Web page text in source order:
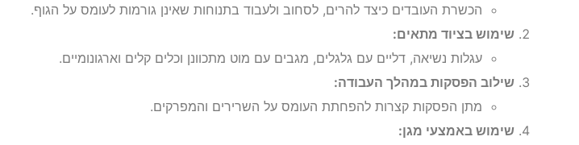
הכשרת העובדים כיצד להרים, לסחוב ולעבוד בתנוחות שאינן גורמות לעומס על הגוף.
שימוש בציוד מתאים:
עגלות נשיאה, דליים עם גלגלים, מגבים עם מוט מתכוונן וכלים קלים וארגונומיים.
שילוב הפסקות במהלך העבודה:
מתן הפסקות קצרות להפחתת העומס על השרירים והמפרקים.
שימוש באמצעי מגן: